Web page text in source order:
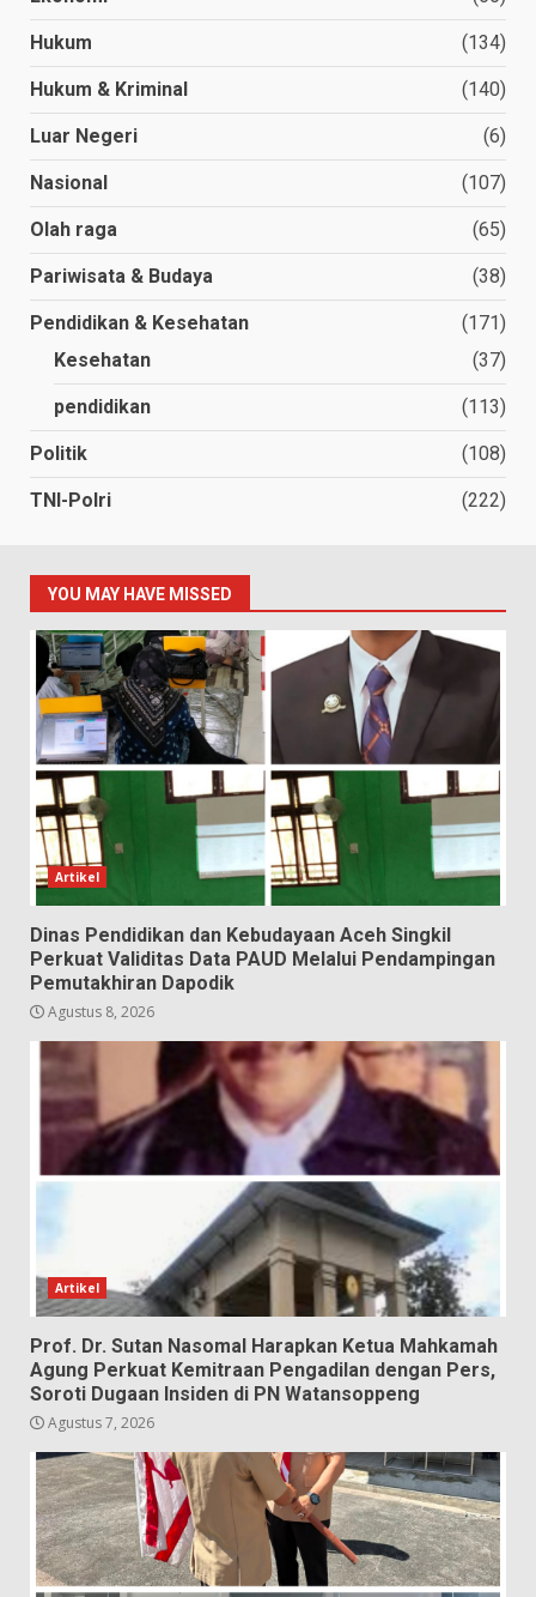
Hukum (134)
Hukum & Kriminal (140)
Luar Negeri (6)
Nasional (107)
Olah raga (65)
Pariwisata & Budaya (38)
Pendidikan & Kesehatan
(171)
Kesehatan
(37)
pendidikan (113)
Politik (108)
TNI-Polri (222)
YOU MAY HAVE MISSED
Artikel
Dinas Pendidikan dan Kebudayaan Aceh Singkil
Perkuat Validitas Data PAUD Melalui Pendampingan
Pemutakhiran Dapodik
Agustus 8, 2026
Artikel
Prof. Dr. Sutan Nasomal Harapkan Ketua Mahkamah
Agung Perkuat Kemitraan Pengadilan dengan Pers,
Soroti Dugaan Insiden di PN Watansoppeng
Agustus 7, 2026